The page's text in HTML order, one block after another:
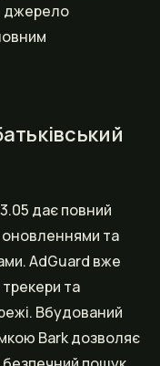
джерело
дає повний
та
AdGuard вже
та
Вбудований
Bark дозволяє